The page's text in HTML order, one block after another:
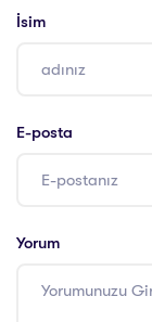
İsim
E-posta
Yorum